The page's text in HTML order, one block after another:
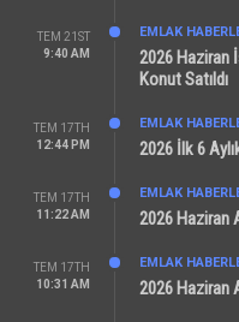
TEM 21ST
9:40 AM
EMLAK
2026 Haziran
Konut Satıldı
TEM 17TH
12:44 PM
EMLAK
2026 İlk 6
TEM 17TH
11:22 AM
EMLAK
2026 Haziran
TEM 17TH
10:31 AM
EMLAK
2026 Haziran